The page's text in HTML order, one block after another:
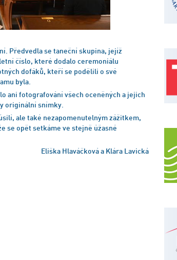
Předvedla se taneční skupina, jejíž
číslo, které dodalo ceremoniálu
dofáků, kteří se podělili o své
byla.
ani fotografování všech oceněných a jejich
originální snímky.
ale také nezapomenutelným zážitkem,
se opět setkáme ve stejně úžasné
Eliška Hlaváčková a Klára Lavická